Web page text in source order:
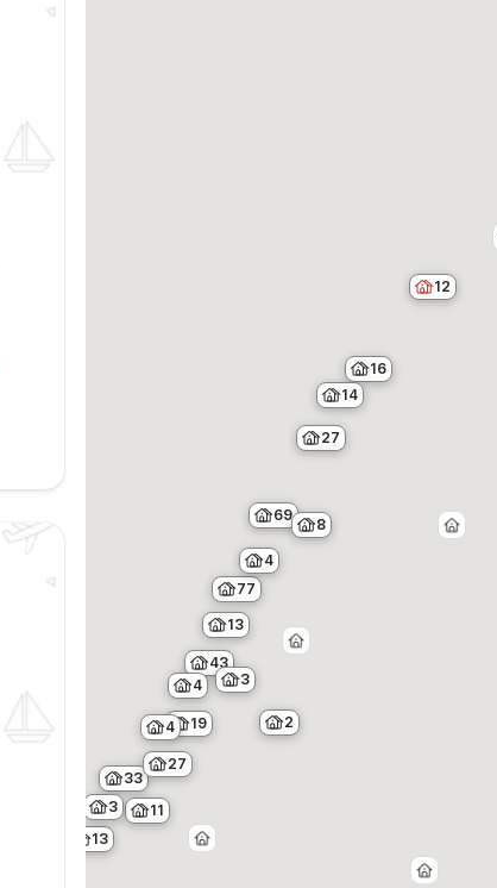
12
69
77
43
33
27
19
16
13
27
11
14
8
4 3
13
4
4
3
2